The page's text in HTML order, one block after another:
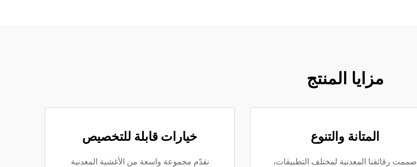
مزايا المنتج
المتانة والتنوع
صممت رقائقنا المعدنية لمختلف التطبيقات،
خيارات قابلة للتخصيص
نقدّم مجموعة واسعة من الأغشية المعدنية